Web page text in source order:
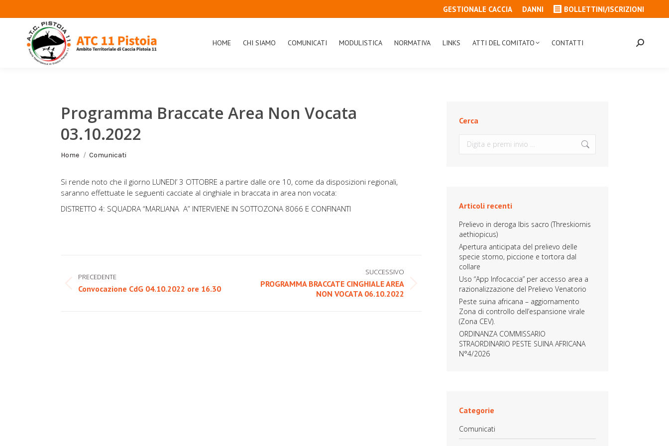
GESTIONALE CACCIA DANNI BOLLETTINI/ISCRIZIONI
HOME CHI SIAMO COMUNICATI MODULISTICA NORMATIVA LINKS ATTI DEL COMITATO CONTATTI Cerca:
Programma Braccate Area Non Vocata
03.10.2022
Tu sei qui:
Home Comunicati
Si rende noto che il giorno LUNEDI’ 3 OTTOBRE a partire dalle ore 10, come da disposizioni regionali,
saranno effettuate le seguenti cacciate al cinghiale in braccata in area non vocata:
DISTRETTO 4: SQUADRA “MARLIANA A” INTERVIENE IN SOTTOZONA 8066 E CONFINANTI
traPRECEDENTE
Post
Convocazione CdG 04.10.2022 ore 16.30
SUCCESSIVO
Prossimo
PROGRAMMA BRACCATE CINGHIALE AREA
NON VOCATA 06.10.2022
Cerca
Cerca:
Articoli recenti
Prelievo in deroga Ibis sacro (Threskiornis
aethiopicus)
Apertura anticipata del prelievo delle
specie storno, piccione e tortora dal
collare
Uso “App Infocaccia” per accesso area a
razionalizzazione del Prelievo Venatorio
Peste suina africana – aggiornamento
Zona di controllo dell’espansione virale
(Zona CEV).
ORDINANZA COMMISSARIO
STRAORDINARIO PESTE SUINA AFRICANA
N°4/2026
Categorie
Comunicati